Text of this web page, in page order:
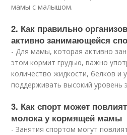
мамы с малышом.
2. Как правильно
активно занимающейся
- Для мамы, которая активно
этом кормит грудью, важно
количество жидкости, белков и
поддерживать высокий уровень
3. Как спорт может
молока у кормящей мамы
- Занятия спортом могут